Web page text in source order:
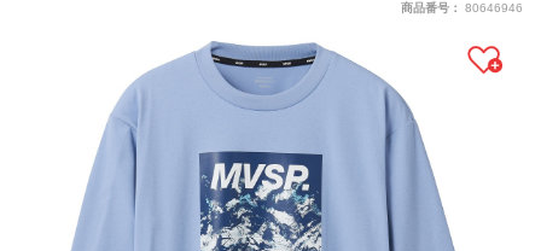
商品番号： 80646946